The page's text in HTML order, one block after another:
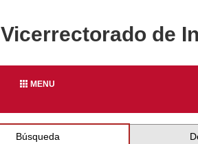
Vicerrectorado de
MENU
Búsqueda